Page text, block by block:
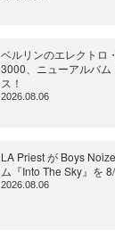
ベルリンのエレクトロ
3000、ニューアルバ
ス！
2026.08.06
LA Priest が Boys
ム『Into The Sky』を
2026.08.06